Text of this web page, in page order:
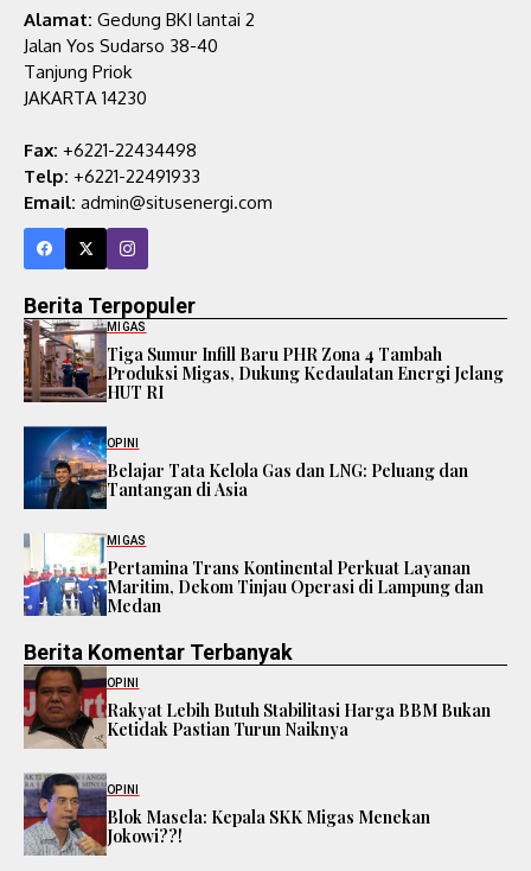
Alamat: Gedung BKI lantai 2
Jalan Yos Sudarso 38-40
Tanjung Priok
JAKARTA 14230
Fax: +6221-22434498
Telp: +6221-22491933
Email: admin@situsenergi.com
Berita Terpopuler
MIGAS
Tiga Sumur Infill Baru PHR Zona 4 Tambah
Produksi Migas, Dukung Kedaulatan Energi Jelang
HUT RI
OPINI
Belajar Tata Kelola Gas dan LNG: Peluang dan
Tantangan di Asia
MIGAS
Pertamina Trans Kontinental Perkuat Layanan
Maritim, Dekom Tinjau Operasi di Lampung dan
Medan
Berita Komentar Terbanyak
OPINI
Rakyat Lebih Butuh Stabilitasi Harga BBM Bukan
Ketidak Pastian Turun Naiknya
OPINI
Blok Masela: Kepala SKK Migas Menekan
Jokowi??!